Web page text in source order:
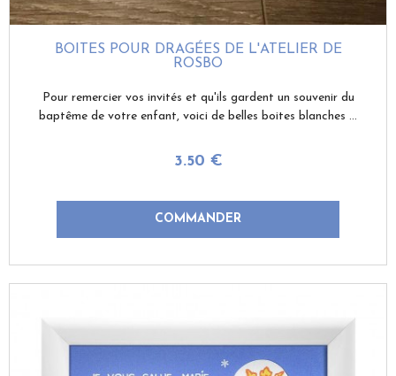
BOITES POUR DRAGÉES DE L'ATELIER DE
ROSBO
3.50 €
Pour remercier vos invités et qu'ils gardent un souvenir du
baptême de votre enfant, voici de belles boites blanches ...